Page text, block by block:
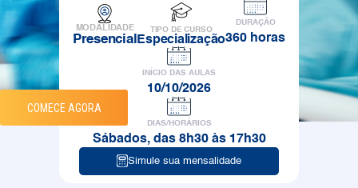
PRESENCIAL
MODALIDADE
Presencial
TIPO DE CURSO
Especialização
DURAÇÃO
360 horas
INÍCIO DAS AULAS
10/10/2026
DIAS/HORÁRIOS
Sábados, das 8h30 às 17h30
Simule sua mensalidade
COMECE AGORA